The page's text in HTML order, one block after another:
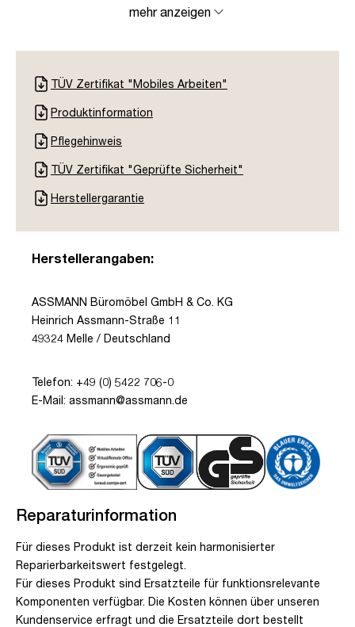
mehr anzeigen
TÜV Zertifikat "Mobiles Arbeiten"
Produktinformation
Pflegehinweis
TÜV Zertifikat "Geprüfte Sicherheit"
Herstellergarantie
Herstellerangaben:
ASSMANN Büromöbel GmbH & Co. KG
Heinrich Assmann-Straße 11
49324 Melle / Deutschland
Telefon: +49 (0) 5422 706-0
E-Mail: assmann@assmann.de
Reparaturinformation
Für dieses Produkt ist derzeit kein harmonisierter
Reparierbarkeitswert festgelegt.
Für dieses Produkt sind Ersatzteile für funktionsrelevante
Komponenten verfügbar. Die Kosten können über unseren
Kundenservice erfragt und die Ersatzteile dort bestellt